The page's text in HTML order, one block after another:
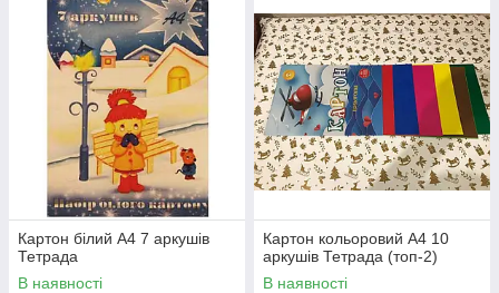
Картон білий А4 7 аркушів
Тетрада
В наявності
Картон кольоровий А4 10
аркушів Тетрада (топ-2)
В наявності